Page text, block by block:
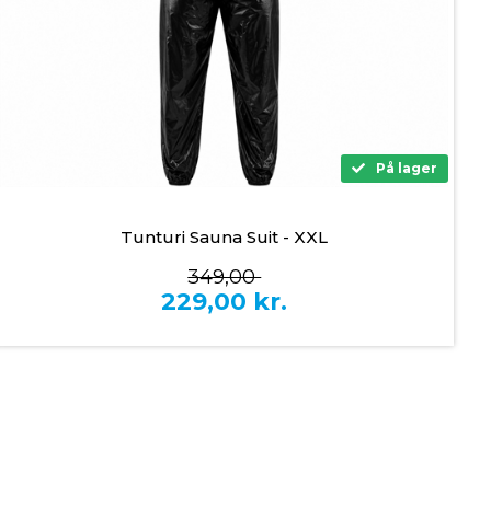
På lager
Tunturi Sauna Suit - XXL
349,00
229,00 kr.